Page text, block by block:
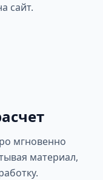
сайт.
мгновенно
материал,